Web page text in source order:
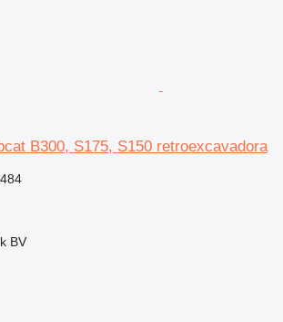
B300, S175, S150 retroexcavadora
BV